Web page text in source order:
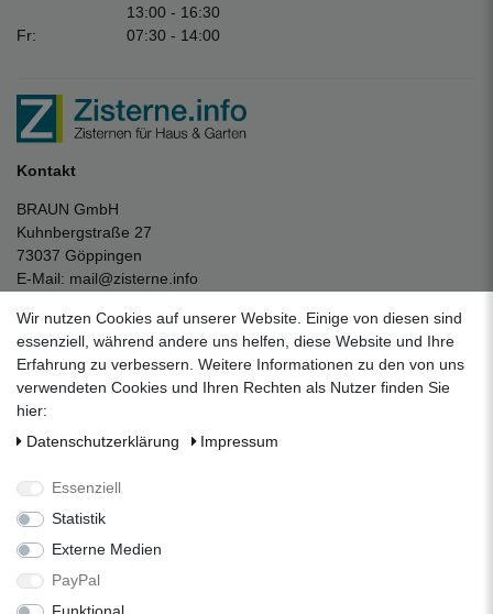
13:00 - 16:30
Fr:
07:30 - 14:00
Kontakt
BRAUN GmbH
Kuhnbergstraße 27
73037 Göppingen
E-Mail: mail@zisterne.info
Unternehmen
Datenschutzerklärung
Impressum
Über uns
Folgen Sie uns auf Social Media
Wir nutzen Cookies auf unserer Website. Einige von diesen sind
essenziell, während andere uns helfen, diese Website und Ihre
Erfahrung zu verbessern. Weitere Informationen zu den von uns
verwendeten Cookies und Ihren Rechten als Nutzer finden Sie
hier:
Daten­schutz­erklärung
Impressum
Essenziell
Statistik
Externe Medien
PayPal